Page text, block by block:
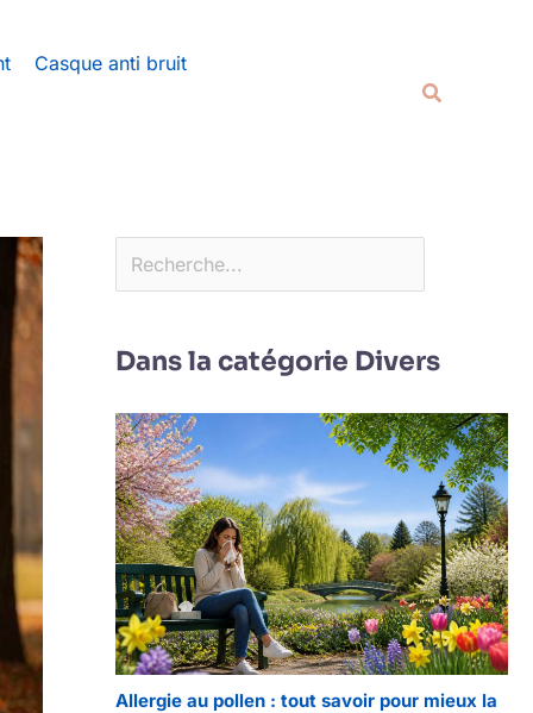
Casque anti bruit
Dans la catégorie Divers
Allergie au pollen : tout savoir pour mieux la